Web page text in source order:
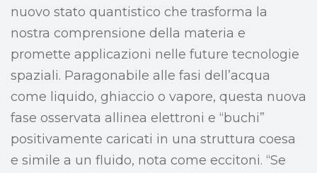
nuovo stato quantistico che trasforma la
nostra comprensione della materia e
promette applicazioni nelle future tecnologie
spaziali. Paragonabile alle fasi dell’acqua
come liquido, ghiaccio o vapore, questa nuova
fase osservata allinea elettroni e “buchi”
positivamente caricati in una struttura coesa
e simile a un fluido, nota come eccitoni. “Se